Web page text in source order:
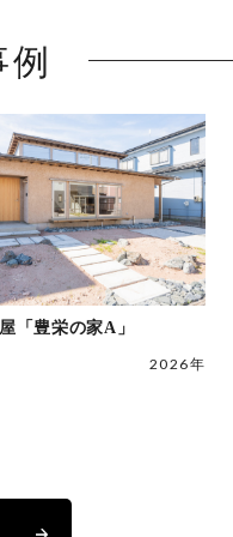
「豊栄の家A」
2026年